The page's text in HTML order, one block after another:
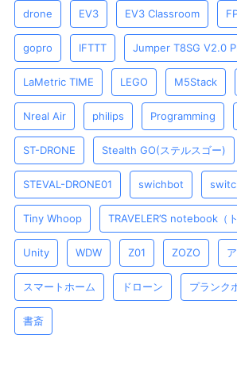
drone EV3 EV3 Classroom
gopro IFTTT Jumper T8SG V2.0
LaMetric TIME LEGO M5Stack
Nreal Air philips Programming
ST-DRONE Stealth GO(ステルスゴー)
STEVAL-DRONE01 swichbot
Tiny Whoop TRAVELER’S notebook（
Unity WDW Z01 ZOZO
スマートホーム ドローン プランク
書斎